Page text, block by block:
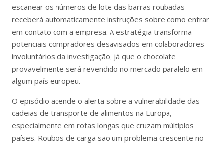
escanear os números de lote das barras roubadas
receberá automaticamente instruções sobre como entrar
em contato com a empresa. A estratégia transforma
potenciais compradores desavisados em colaboradores
involuntários da investigação, já que o chocolate
provavelmente será revendido no mercado paralelo em
algum país europeu.
O episódio acende o alerta sobre a vulnerabilidade das
cadeias de transporte de alimentos na Europa,
especialmente em rotas longas que cruzam múltiplos
países. Roubos de carga são um problema crescente no